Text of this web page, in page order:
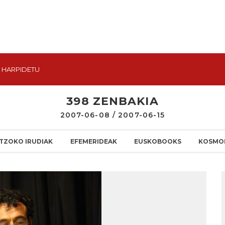
HARPIDETU
398 ZENBAKIA
2007-06-08 / 2007-06-15
IRUDIAK EFEMERIDEAK EUSKOBOOKS